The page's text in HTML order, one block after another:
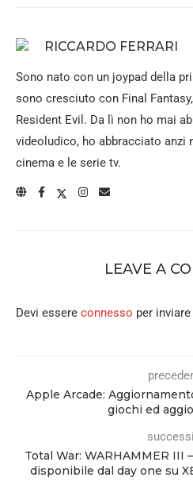
RICCARDO FERRARI
Sono nato con un joypad della
sono cresciuto con Final
Resident Evil. Da lì non ho mai
videoludico, ho abbracciato anzi
cinema e le serie tv.
LEAVE A
Devi essere connesso per
Apple Arcade:
giochi ed
Total War: WARHAMMER III
disponibile dal day one su